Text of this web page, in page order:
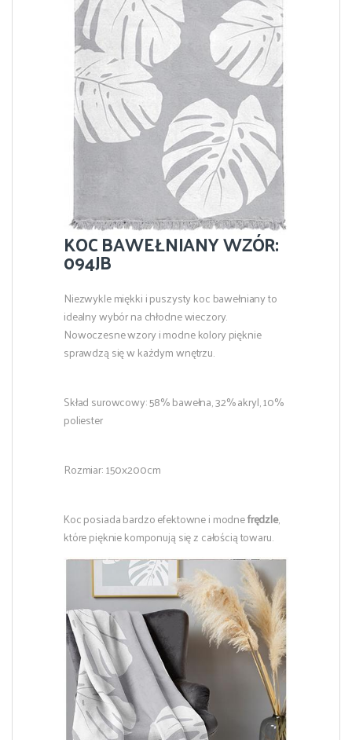
KOC BAWEŁNIANY WZÓR:
094JB
Niezwykle miękki i puszysty koc bawełniany to
idealny wybór na chłodne wieczory.
Nowoczesne wzory i modne kolory pięknie
sprawdzą się w każdym wnętrzu.
Skład surowcowy: 58% bawełna, 32% akryl, 10%
poliester
Rozmiar: 150x200cm
Koc posiada bardzo efektowne i modnefrędzle,
które pięknie komponują się z całością towaru.